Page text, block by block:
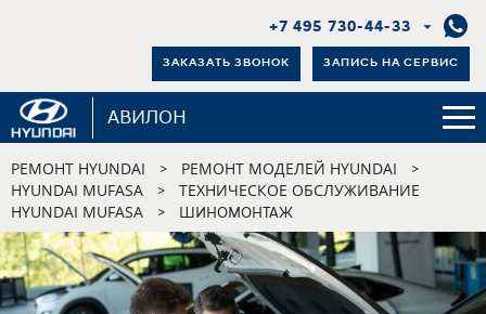
+7 495 730-44-33
ЗАКАЗАТЬ ЗВОНОК ЗАПИСЬ НА СЕРВИС
АВИЛОН
РЕМОНТ HYUNDAI > РЕМОНТ МОДЕЛЕЙ HYUNDAI >
HYUNDAI MUFASA >
ТЕХНИЧЕСКОЕ ОБСЛУЖИВАНИЕ
HYUNDAI MUFASA
> ШИНОМОНТАЖ